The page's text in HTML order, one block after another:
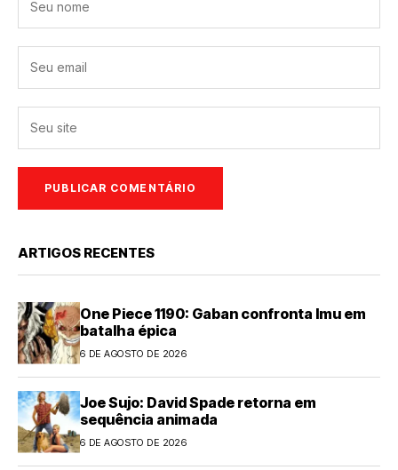
ARTIGOS RECENTES
One Piece 1190: Gaban confronta Imu em
batalha épica
6 DE AGOSTO DE 2026
Joe Sujo: David Spade retorna em
sequência animada
6 DE AGOSTO DE 2026